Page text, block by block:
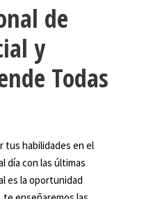
de
y
Todas
tus habilidades en el
día con las últimas
es la oportunidad